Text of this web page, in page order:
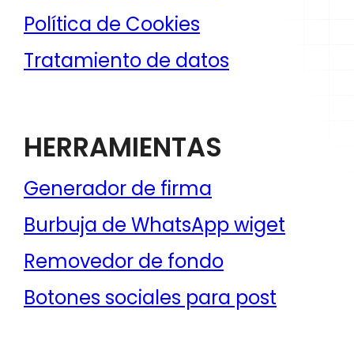
Política de Cookies
Tratamiento de datos
HERRAMIENTAS
Generador de firma
Burbuja de WhatsApp wiget
Removedor de fondo
Botones sociales para post